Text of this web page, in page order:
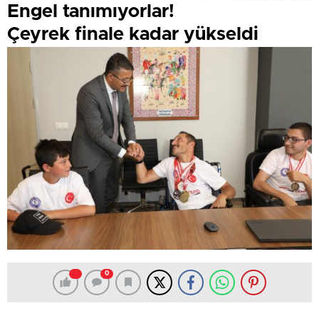
Engel tanımıyorlar!
Çeyrek finale kadar yükseldi
0